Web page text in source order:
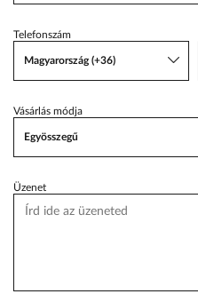
Telefonszám
Magyarország (+36)
Vásárlás módja
Egyösszegű
Üzenet